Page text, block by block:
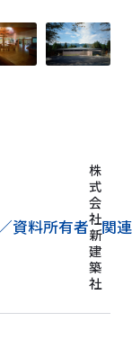
資料所有者
株
式
会
社
新
建
築
社
関